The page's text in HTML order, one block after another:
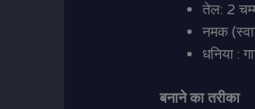
तेल: 2
नमक
धनिया :
बनाने का तरीका